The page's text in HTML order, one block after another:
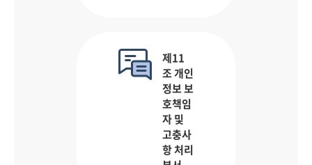
제11
조 개인
정보 보
호책임
자 및
고충사
항 처리